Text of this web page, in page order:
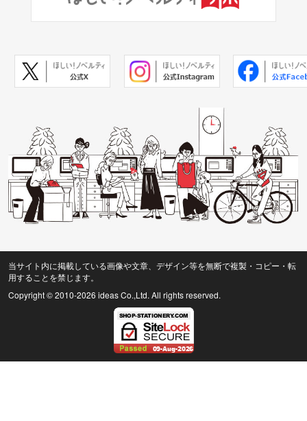
当サイト内に掲載している画像や文章、デザイン等を無断で複製・コピー・転
用することを禁じます。
Copyright © 2010-2026 ideas Co.,Ltd. All rights reserved.